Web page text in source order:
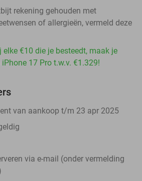
rekening gehouden met
of allergieën, vermeld deze
€10 die je besteedt, maak je
17 Pro t.w.v. €1.329!
van aankoop t/m 23 apr 2025
via e-mail (onder vermelding